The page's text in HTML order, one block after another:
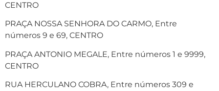
CENTRO
PRAÇA NOSSA SENHORA DO CARMO, Entre
números 9 e 69, CENTRO
PRAÇA ANTONIO MEGALE, Entre números 1 e 9999,
CENTRO
RUA HERCULANO COBRA, Entre números 309 e